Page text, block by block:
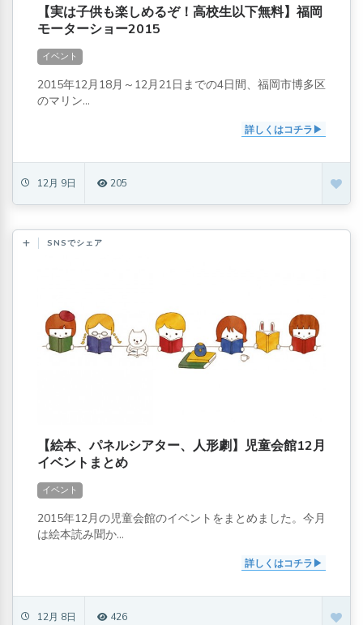
【実は子供も楽しめるぞ！高校生以下無料】福岡
モーターショー2015
イベント
2015年12月18月～12月21日までの4日間、福岡市博多区
のマリン...
詳しくはコチラ
12月 9日 205
SNSでシェア
【絵本、パネルシアター、人形劇】児童会館12月
イベントまとめ
イベント
2015年12月の児童会館のイベントをまとめました。今月
は絵本読み聞か...
詳しくはコチラ
12月 8日 426